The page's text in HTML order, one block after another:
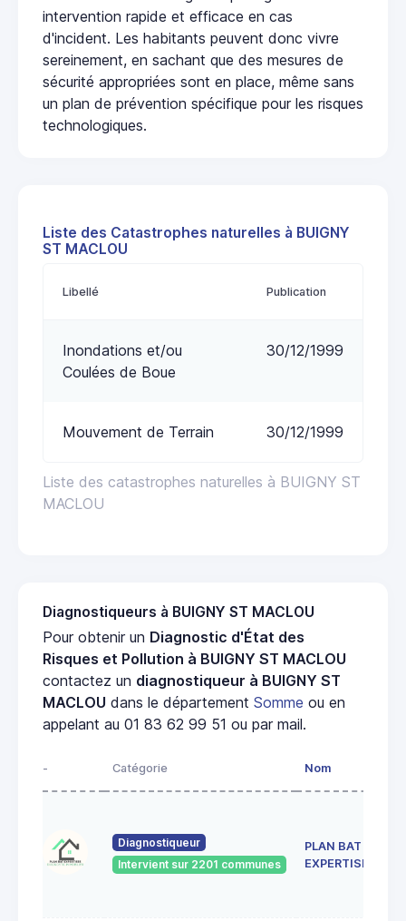
intervention rapide et efficace en cas
d'incident. Les habitants peuvent donc vivre
sereinement, en sachant que des mesures de
sécurité appropriées sont en place, même sans
un plan de prévention spécifique pour les risques
technologiques.
Liste des Catastrophes naturelles à BUIGNY
ST MACLOU
Liste des catastrophes naturelles à BUIGNY ST
MACLOU
Libellé Publication
Inondations et/ou
Coulées de Boue
30/12/1999
Mouvement de Terrain 30/12/1999
Diagnostiqueurs à BUIGNY ST MACLOU
Pour obtenir un Diagnostic d'État des
Risques et Pollution à BUIGNY ST MACLOU
contactez un diagnostiqueur à BUIGNY ST
MACLOU dans le département Somme ou en
appelant au 01 83 62 99 51 ou par mail.
- Catégorie Nom
Diagnostiqueur
Intervient sur 2201 communes
PLAN BAT
EXPERTISES